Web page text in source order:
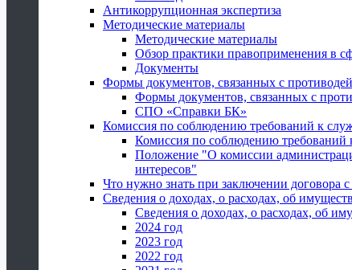
Антикоррупционная экспертиза
Методические материалы
Методические материалы
Обзор практики правоприменения в
Документы
Формы документов, связанных с
Формы документов, связанных с
СПО «Справки БК»
Комиссия по соблюдению требований к
Комиссия по соблюдению
Положение "О комиссии
интересов"
Что нужно знать при заключении
Сведения о доходах, о расходах, об
Сведения о доходах, о расходах, об
2024 год
2023 год
2022 год